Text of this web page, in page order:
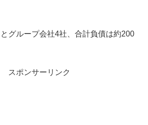
グループ会社4社、合計負債は約200
スポンサーリンク